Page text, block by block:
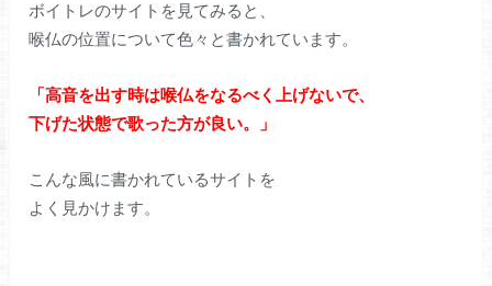
ボイトレのサイトを見てみると、
喉仏の位置について色々と書かれています。
「高音を出す時は喉仏をなるべく上げないで、
下げた状態で歌った方が良い。」
こんな風に書かれているサイトを
よく見かけます。